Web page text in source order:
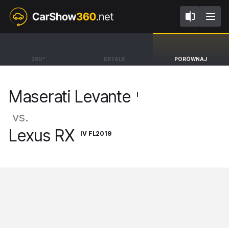
360° DETALE PORÓWNAJ
Maserati Levante Lexus RX
Maserati Levante I
vs.
Lexus RX IV FL2019